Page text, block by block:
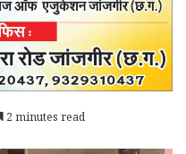
2 minutes read